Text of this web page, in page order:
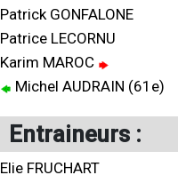
Patrick GONFALONE
Patrice LECORNU
Karim MAROC
Michel AUDRAIN (61e)
Entraineurs :
Elie FRUCHART